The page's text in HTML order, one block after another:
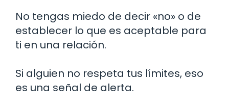
No tengas miedo de decir «no» o de
establecer lo que es aceptable para
ti en una relación.
Si alguien no respeta tus límites, eso
es una señal de alerta.